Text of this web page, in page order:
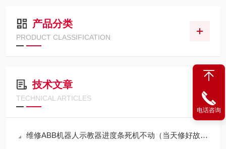
产品分类
PRODUCT CLASSIFICATION
技术文章
TECHNICAL ARTICLES
维修ABB机器人示教器进度条死机不动（当天修好故障）
电话咨询